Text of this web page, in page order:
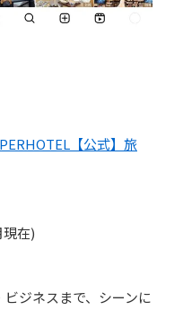
【公式】旅
在)
ジネスまで、シーンに